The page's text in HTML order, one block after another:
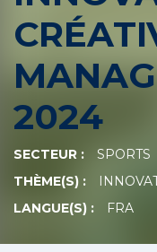
2024
SECTEUR :
SPORTS
THÈME(S) :
LANGUE(S) :
FRA